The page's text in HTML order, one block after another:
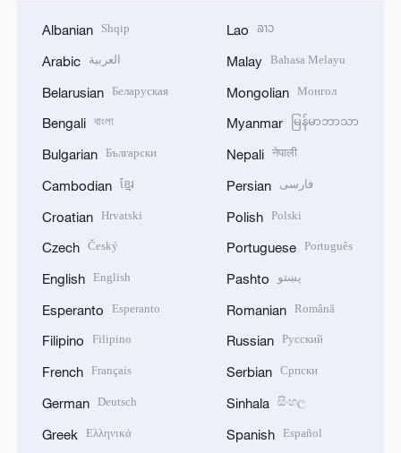
Albanian Shqip
Arabic العربية
Belarusian Беларуская
Bengali বাংলা
Bulgarian Български
Cambodian ខ្មែរ
Croatian Hrvatski
Czech Český
English English
Esperanto Esperanto
Filipino Filipino
French Français
German Deutsch
Greek Ελληνικά
Lao ລາວ
Malay Bahasa Melayu
Mongolian Монгол
Myanmar မြန်မာဘာသာ
Nepali नेपाली
Persian فارسی
Polish Polski
Portuguese Português
Pashto پښتو
Romanian Română
Russian Русский
Serbian Српски
Sinhala සිංහල
Spanish Español